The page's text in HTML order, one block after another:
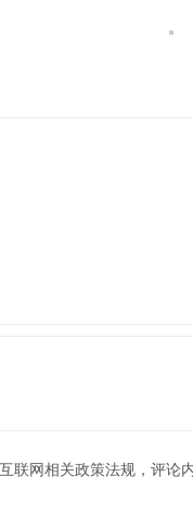
联网相关政策法规，评论